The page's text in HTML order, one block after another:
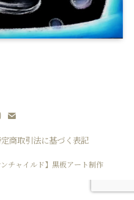
商取引法に基づく表記
チャイルド】黒板アート制作